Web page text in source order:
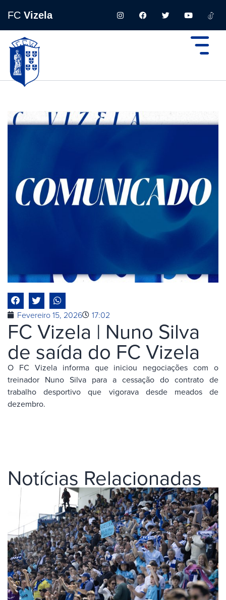
FC Vizela
Fevereiro 15, 2026 17:02
FC Vizela | Nuno Silva
de saída do FC Vizela
O FC Vizela informa que iniciou negociações com o
treinador Nuno Silva para a cessação do contrato de
trabalho desportivo que vigorava desde meados de
dezembro.
Notícias Relacionadas